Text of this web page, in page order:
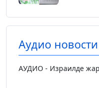
Аудио новости
АУДИО - Израилде